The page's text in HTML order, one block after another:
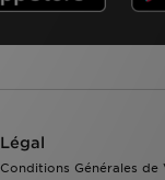
Légal
Conditions Générales de